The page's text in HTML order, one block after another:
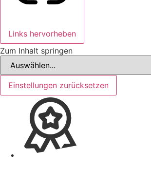
Links hervorheben
Zum Inhalt springen
Einstellungen zurücksetzen